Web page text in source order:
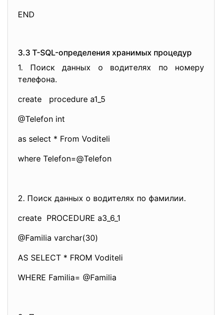
END
3.3 T-SQL-определения хранимых процедур
1. Поиск данных о водителях по номеру
телефона.
create procedure a1_5
@Telefon int
as select * From Voditeli
where Telefon=@Telefon
2. Поиск данных о водителях по фамилии.
create PROCEDURE a3_6_1
@Familia varchar(30)
AS SELECT * FROM Voditeli
WHERE Familia= @Familia